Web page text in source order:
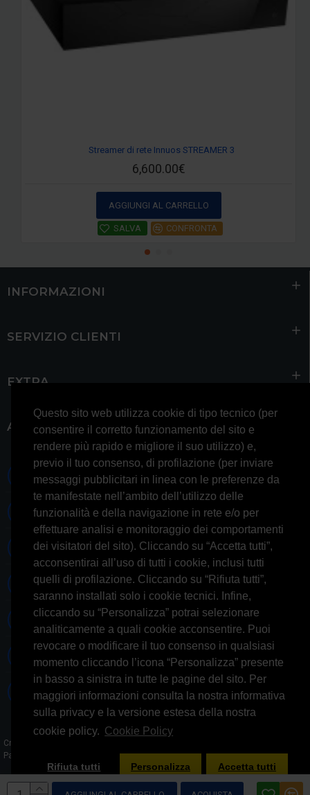
Questo sito web utilizza cookie di tipo tecnico (per
consentire il corretto funzionamento del sito e
rendere più rapido e migliore il suo utilizzo) e,
previo il tuo consenso, di profilazione (per inviare
messaggi pubblicitari in linea con le preferenze da
te manifestate nell’ambito dell’utilizzo delle
funzionalità e della navigazione in rete e/o per
effettuare analisi e monitoraggio dei comportamenti
dei visitatori del sito). Cliccando su “Accetta tutti”,
acconsentirai all’uso di tutti i cookie, inclusi tutti
quelli di profilazione. Cliccando su “Rifiuta tutti”,
saranno installati solo i cookie tecnici. Infine,
cliccando su “Personalizza” potrai selezionare
analiticamente a quali cookie acconsentire. Puoi
revocare o modificare il tuo consenso in qualsiasi
momento cliccando l’icona “Personalizza” presente
in basso a sinistra in tutte le pagine del sito. Per
maggiori informazioni consulta la nostra informativa
sulla privacy e la versione estesa della nostra
cookie policy. Cookie Policy
Rifiuta tutti Personalizza Accetta tutti
Streamer di rete Innuos STREAMER 3
6,600.00€
AGGIUNGI AL CARRELLO
SALVA CONFRONTA
INFORMAZIONI
SERVIZIO CLIENTI
EXTRA
ACCOUNT
0697245677 0697245678
Whatsapp 3314433674
Informazioni generiche
Informazioni commerciali
Informazioni tecniche
Skype
Credits: AGlab.it - © 2026 All rights reserved - Powered by: GFD AUDIO SAS -
Partita IVA 09644031008​